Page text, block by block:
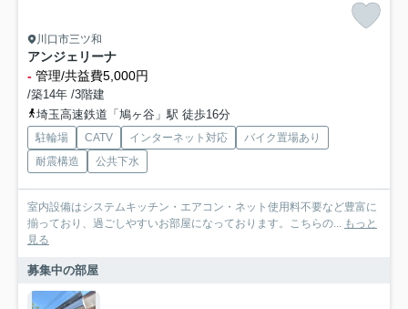
川口市三ツ和
アンジェリーナ
- 管理/共益費5,000円
/築14年 /3階建
埼玉高速鉄道「鳩ヶ谷」駅 徒歩16分
駐輪場 CATV インターネット対応
バイク置場あり
耐震構造
公共下水
室内設備はシステムキッチン・エアコン・ネット使用料不要など豊富に
揃っており、過ごしやすいお部屋になっております。こちらの... もっと
見る
募集中の部屋